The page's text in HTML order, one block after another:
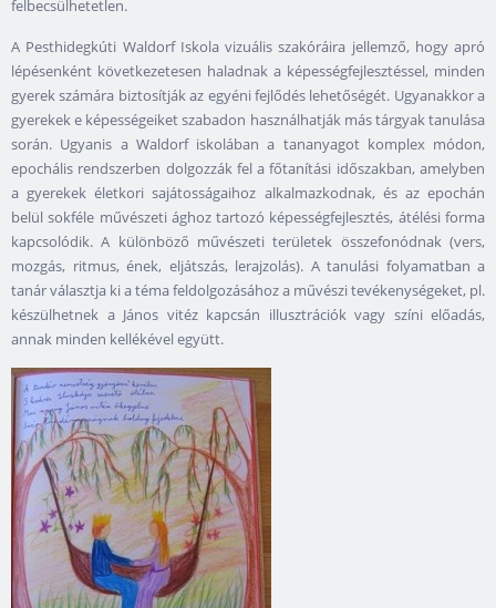
felbecsülhetetlen.
A Pesthidegkúti Waldorf Iskola vizuális szakóráira jellemző, hogy apró
lépésenként következetesen haladnak a képességfejlesztéssel, minden
gyerek számára biztosítják az egyéni fejlődés lehetőségét. Ugyanakkor a
gyerekek e képességeiket szabadon használhatják más tárgyak tanulása
során. Ugyanis a Waldorf iskolában a tananyagot komplex módon,
epochális rendszerben dolgozzák fel a főtanítási időszakban, amelyben
a gyerekek életkori sajátosságaihoz alkalmazkodnak, és az epochán
belül sokféle művészeti ághoz tartozó képességfejlesztés, átélési forma
kapcsolódik. A különböző művészeti területek összefonódnak (vers,
mozgás, ritmus, ének, eljátszás, lerajzolás). A tanulási folyamatban a
tanár választja ki a téma feldolgozásához a művészi tevékenységeket, pl.
készülhetnek a János vitéz kapcsán illusztrációk vagy színi előadás,
annak minden kellékével együtt.